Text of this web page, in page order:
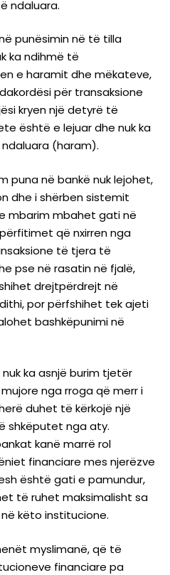
ndaluara.
punësimin në të tilla
ka ndihmë të
e haramit dhe mëkateve,
për transaksione
kryen një detyrë të
është e lejuar dhe nuk ka
(haram).
puna në bankë nuk lejohet,
dhe i shërben sistemit
mbarim mbahet gati në
që nxirren nga
të tjera të
pse në rasatin në fjalë,
drejtpërdrejt në
por përfshihet tek ajeti
bashkëpunimi në
ka asnjë burim tjetër
nga rroga që merr i
duhet të kërkojë një
shkëputet nga aty.
kanë marrë rol
financiare mes njerëzve
është gati e pamundur,
të ruhet maksimalisht sa
këto institucione.
myslimanë, që të
financiare pa